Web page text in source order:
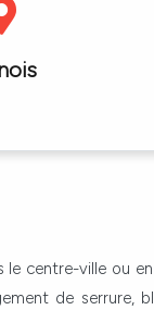
le centre-ville ou
de serrure,